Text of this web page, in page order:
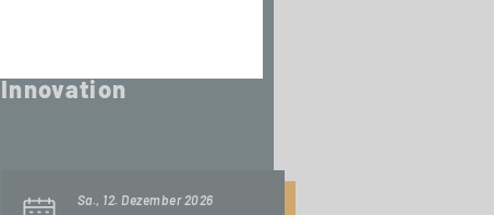
Innovation
Sa., 12. Dezember 2026